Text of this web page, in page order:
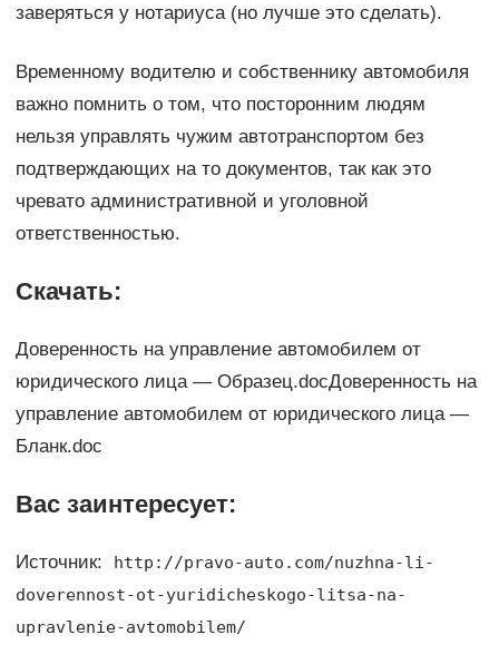
заверяться у нотариуса (но лучше это сделать).
Временному водителю и собственнику автомобиля
важно помнить о том, что посторонним людям
нельзя управлять чужим автотранспортом без
подтверждающих на то документов, так как это
чревато административной и уголовной
ответственностью.
Скачать:
Доверенность на управление автомобилем от
юридического лица — Образец.docДоверенность на
управление автомобилем от юридического лица —
Бланк.doc
Вас заинтересует:
Источник:
http://pravo-auto.com/nuzhna-li-
doverennost-ot-yuridicheskogo-litsa-na-
upravlenie-avtomobilem/